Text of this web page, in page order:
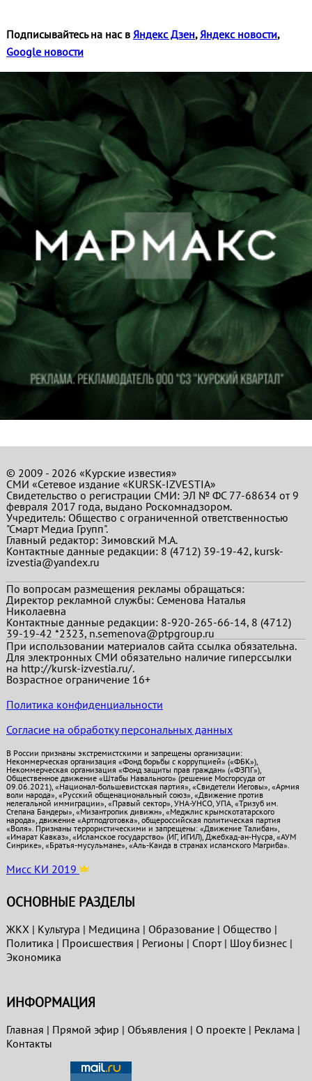
Подписывайтесь на нас в Яндекс Дзен, Яндекс новости,
Google новости
© 2009 - 2026 «Курские известия»
СМИ «Сетевое издание «KURSK-IZVESTIA»
Свидетельство о регистрации СМИ: ЭЛ № ФС 77-68634 от 9
февраля 2017 года, выдано Роскомнадзором.
Учредитель: Общество с ограниченной ответственностью
"Смарт Медиа Групп".
Главный редактор:Зимовский М.А.
Контактные данные редакции: 8 (4712) 39-19-42, kursk-
izvestia@yandex.ru
По вопросам размещения рекламы обращаться:
Директор рекламной службы: Семенова Наталья
Николаевна
Контактные данные редакции: 8-920-265-66-14, 8 (4712)
39-19-42 *2323, n.semenova@ptpgroup.ru
При использовании материалов сайта ссылка обязательна.
Для электронных СМИ обязательно наличие гиперссылки
на http://kursk-izvestia.ru/.
Возрастное ограничение 16+
Политика конфиденциальности
Согласие на обработку персональных данных
В России признаны экстремистскими и запрещены организации:
Некоммерческая организация «Фонд борьбы с коррупцией» («ФБК»),
Некоммерческая организация «Фонд защиты прав граждан» («ФЗПГ»),
Общественное движение «Штабы Навального» (решение Мосгорсуда от
09.06.2021), «Национал-большевистская партия», «Свидетели Иеговы», «Армия
воли народа», «Русский общенациональный союз», «Движение против
нелегальной иммиграции», «Правый сектор», УНА-УНСО, УПА, «Тризуб им.
Степана Бандеры», «Мизантропик дивижн», «Меджлис крымскотатарского
народа», движение «Артподготовка», общероссийская политическая партия
«Воля». Признаны террористическими и запрещены: «Движение Талибан»,
«Имарат Кавказ», «Исламское государство» (ИГ, ИГИЛ), Джебхад-ан-Нусра, «АУМ
Синрике», «Братья-мусульмане», «Аль-Каида в странах исламского Магриба».
Мисс КИ 2019
ОСНОВНЫЕ РАЗДЕЛЫ
ЖКХ| Культура | Медицина | Образование| Общество |
Политика | Проиcшествия | Регионы | Спорт| Шоу бизнес|
Экономика
ИНФОРМАЦИЯ
Главная | Прямой эфир | Объявления | О проекте| Реклама |
Контакты